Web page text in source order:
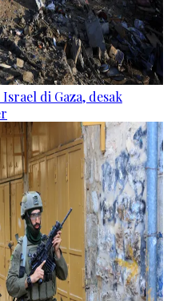
di Gaza, desak